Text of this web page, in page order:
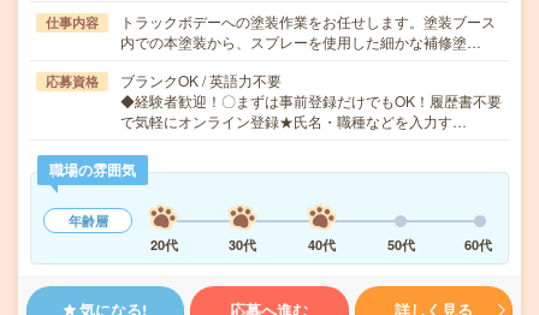
仕事内容
トラックボデーへの塗装作業をお任せします。塗装ブース
内での本塗装から、スプレーを使用した細かな補修塗…
応募資格
ブランクOK / 英語力不要
◆経験者歓迎！〇まずは事前登録だけでもOK！履歴書不要
で気軽にオンライン登録★氏名・職種などを入力す…
職場の雰囲気
年齢層
20代
30代 40代 50代 60代
気になる! 応募へ進む 詳しく見る